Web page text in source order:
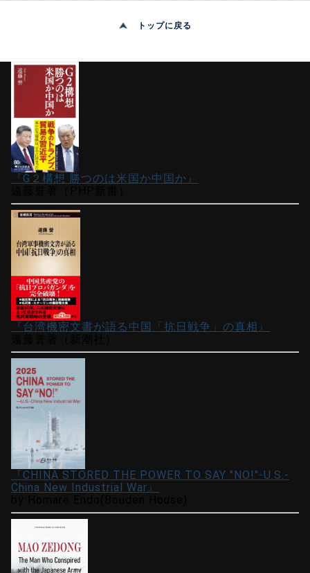
トップに戻る
『G２構想 勝つのは米国か中国か』
『台湾機密文書が語る中国「抗日戦争」の真相』
『CHINA STORED THE POWER TO SAY "NO!"-U.S.-
China New Industrial War』